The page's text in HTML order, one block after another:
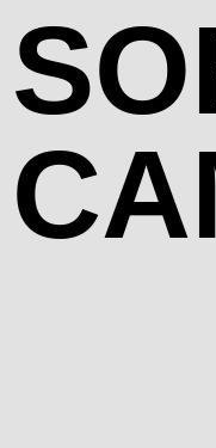
Perforadoras de
Perforadoras de